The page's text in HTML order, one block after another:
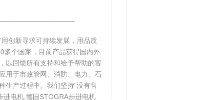
创新寻求可持续发展，用品质
多个国家，目前产品获得国内外
以回馈所有支持和给予帮助的客
用于市政管网、消防、电力、石
生产过程中。我们坚持“没有售
进电机,德国STOGRA步进电机